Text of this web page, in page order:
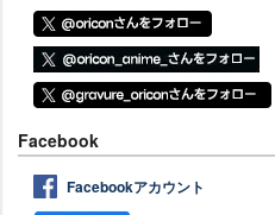
Facebook
Facebookアカウント